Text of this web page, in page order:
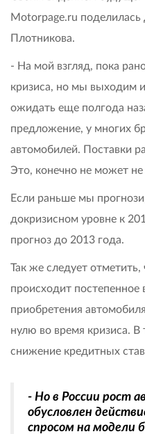
Motorpage.ru поделилась
Плотникова.
- На мой взгляд, пока
кризиса, но мы выходим
ожидать еще полгода
предложение, у многих
автомобилей. Поставки
Это, конечно не может
Если раньше мы
докризисном уровне к
прогноз до 2013 года.
Так же следует
происходит
приобретения
нулю во время кризиса. В
снижение кредитных
- Но в России рост
обусловлен
спросом на модели